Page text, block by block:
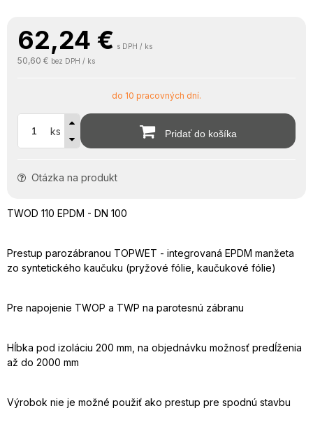
62,24 € s DPH / ks
50,60 € bez DPH / ks
do 10 pracovných dní.
ks Pridať do košíka
Otázka na produkt
TWOD 110 EPDM - DN 100
Prestup parozábranou TOPWET - integrovaná EPDM manžeta
zo syntetického kaučuku (pryžové fólie, kaučukové fólie)
Pre napojenie TWOP a TWP na parotesnú zábranu
Hĺbka pod izoláciu 200 mm, na objednávku možnosť predĺženia
až do 2000 mm
Výrobok nie je možné použiť ako prestup pre spodnú stavbu